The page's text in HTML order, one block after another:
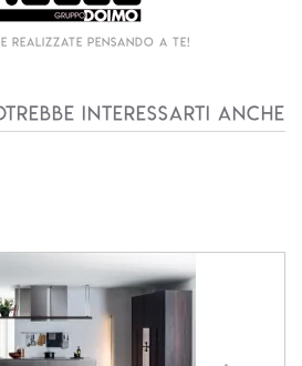
realizzate pensando a te!
interessarti anche